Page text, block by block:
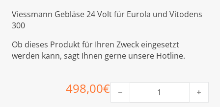
Viessmann Gebläse 24 Volt für Eurola und Vitodens
300
Ob dieses Produkt für Ihren Zweck eingesetzt
werden kann, sagt Ihnen gerne unsere Hotline.
498,00€Viessmann Gebläse 24 Volt